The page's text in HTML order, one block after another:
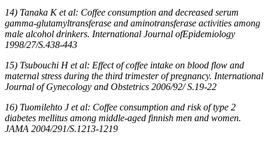
14) Tanaka K et al: Coffee consumption and decreased serum
gamma-glutamyltransferase and aminotransferase activities among
male alcohol drinkers. International Journal ofEpidemiology
1998/27/S.438-443
15) Tsubouchi H et al: Effect of coffee intake on blood flow and
maternal stress during the third trimester of pregnancy. International
Journal of Gynecology and Obstetrics 2006/92/ S.19-22
16) Tuomilehto J et al: Coffee consumption and risk of type 2
diabetes mellitus among middle-aged finnish men and women.
JAMA 2004/291/S.1213-1219